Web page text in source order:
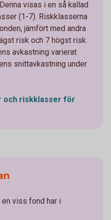
visas i en så kallad
(1-7). Riskklasserna
jämfört med andra
risk och 7 högst risk.
avkastning varierat
snittavkastning under
och riskklasser för
viss fond har i